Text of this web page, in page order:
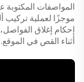
المواصفات
موجزًا لعملية
إحكام إغلاق
أثناء القص في الموقع.